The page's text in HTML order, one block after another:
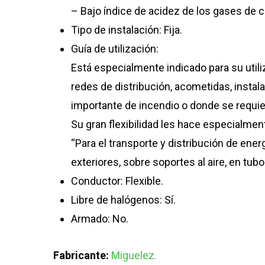
– Bajo índice de acidez de los gases de
Tipo de instalación: Fija.
Guía de utilización:
Está especialmente indicado para su
redes de distribución, acometidas,
importante de incendio o donde se
Su gran flexibilidad les hace
“Para el transporte y distribución de
exteriores, sobre soportes al aire, en
Conductor: Flexible.
Libre de halógenos: Sí.
Armado: No.
Fabricante: Miguelez.